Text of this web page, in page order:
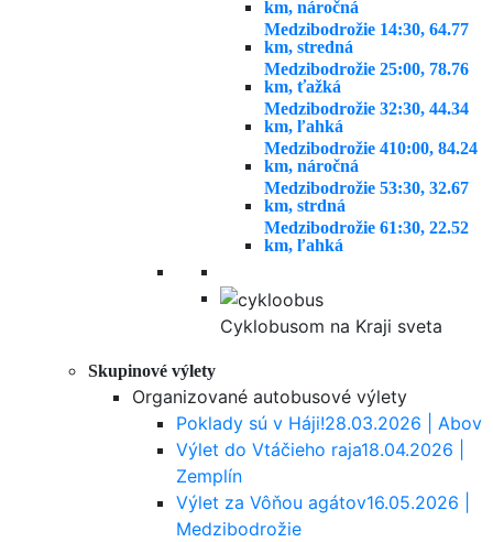
km, náročná
Medzibodrožie 14:30, 64.77
km, stredná
Medzibodrožie 25:00, 78.76
km, ťažká
Medzibodrožie 32:30, 44.34
km, ľahká
Medzibodrožie 410:00, 84.24
km, náročná
Medzibodrožie 53:30, 32.67
km, strdná
Medzibodrožie 61:30, 22.52
km, ľahká
Cyklobusom na Kraji sveta
Skupinové výlety
Organizované autobusové výlety
Poklady sú v Háji!28.03.2026 | Abov
Výlet do Vtáčieho raja18.04.2026 |
Zemplín
Výlet za Vôňou agátov16.05.2026 |
Medzibodrožie